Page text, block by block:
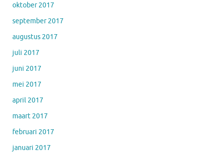
oktober 2017
september 2017
augustus 2017
juli 2017
juni 2017
mei 2017
april 2017
maart 2017
februari 2017
januari 2017